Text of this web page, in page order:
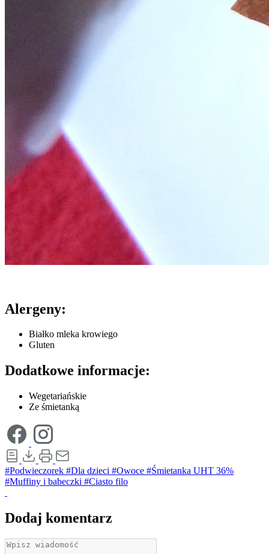
Alergeny:
Białko mleka krowiego
Gluten
Dodatkowe informacje:
Wegetariańskie
Ze śmietanką
#Podwieczorek #Dla dzieci #Owoce #Śmietanka UHT 36%
#Muffiny i babeczki #Ciasto filo
Dodaj komentarz